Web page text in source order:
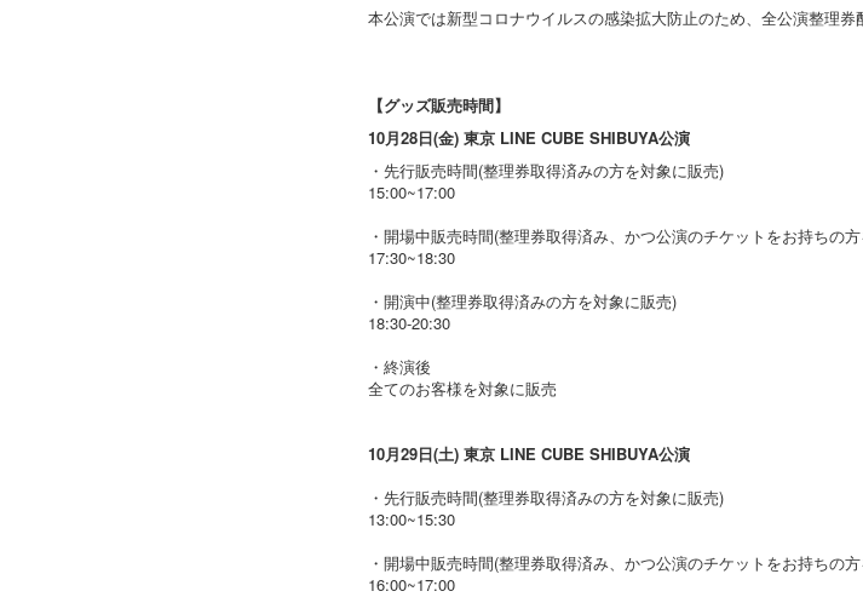
本公演では新型コロナウイルスの感染拡大防止のため、全公演整理券
【グッズ販売時間】
10月28日(金) 東京 LINE CUBE SHIBUYA公演
・先行販売時間(整理券取得済みの方を対象に販売)
15:00~17:00
・開場中販売時間(整理券取得済み、かつ公演のチケットをお持ちの
17:30~18:30
・開演中(整理券取得済みの方を対象に販売)
18:30-20:30
・終演後
全てのお客様を対象に販売
10月29日(土) 東京 LINE CUBE SHIBUYA公演
・先行販売時間(整理券取得済みの方を対象に販売)
13:00~15:30
・開場中販売時間(整理券取得済み、かつ公演のチケットをお持ちの
16:00~17:00